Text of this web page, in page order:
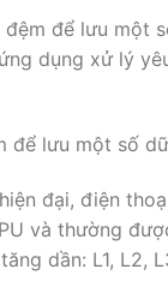
để lưu một
dụng xử lý
để lưu một số
đại, điện
và thường
dần: L1, L2,